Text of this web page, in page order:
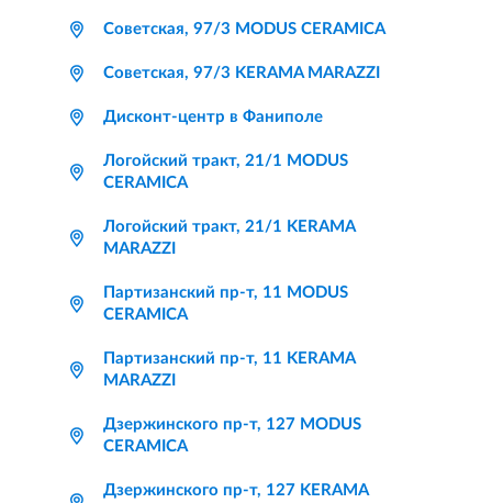
Советская, 97/3 MODUS CERAMICA
Советская, 97/3 KERAMA MARAZZI
Дисконт-центр в Фаниполе
Логойский тракт, 21/1 MODUS
CERAMICA
Логойский тракт, 21/1 KERAMA
MARAZZI
Партизанский пр-т, 11 MODUS
CERAMICA
Партизанский пр-т, 11 KERAMA
MARAZZI
Дзержинского пр-т, 127 MODUS
CERAMICA
Дзержинского пр-т, 127 KERAMA